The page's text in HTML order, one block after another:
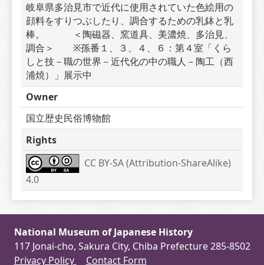
岐阜県多治見市で近代に使用されていた色絵用の
顔料をすりつぶしたり、調合するための乳鉢と乳
棒。　　　＜陶磁器、窯道具、美濃焼、多治見、
調合＞　　※孫番１、３、４、６：第４室「くら
しと技－職の世界－近代化の中の職人－陶工（西
浦焼）」展示中
Owner
国立歴史民俗博物館
Rights
CC BY-SA (Attribution-ShareAlike)
4.0
National Museum of Japanese History
117 Jonai-cho, Sakura City, Chiba Prefecture 285-8502
Privacy Policy
Contact Form